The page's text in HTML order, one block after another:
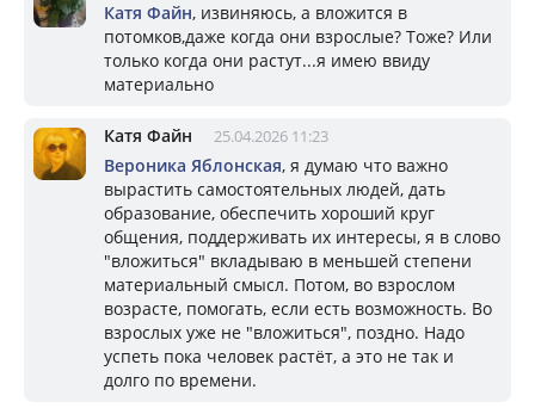
Катя Файн, извиняюсь, а вложится в
потомков,даже когда они взрослые? Тоже? Или
только когда они растут...я имею ввиду
материально
Катя Файн 25.04.2026 11:23
Вероника Яблонская, я думаю что важно
вырастить самостоятельных людей, дать
образование, обеспечить хороший круг
общения, поддерживать их интересы, я в слово
"вложиться" вкладываю в меньшей степени
материальный смысл. Потом, во взрослом
возрасте, помогать, если есть возможность. Во
взрослых уже не "вложиться", поздно. Надо
успеть пока человек растёт, а это не так и
долго по времени.